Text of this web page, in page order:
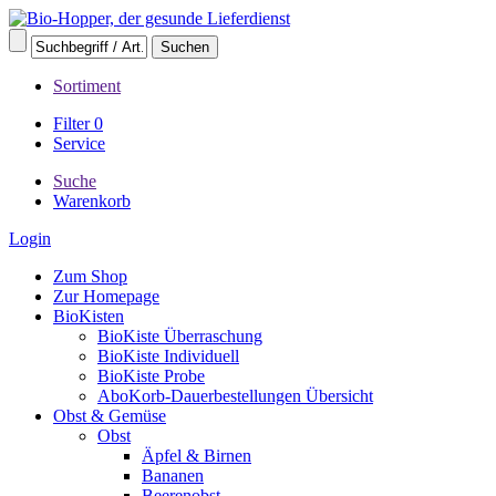
Sortiment
Filter0
Service
Suche
Warenkorb
Login
Zum Shop
Zur Homepage
BioKisten
BioKiste Überraschung
BioKiste Individuell
BioKiste Probe
AboKorb-Dauerbestellungen Übersicht
Obst & Gemüse
Obst
Äpfel & Birnen
Bananen